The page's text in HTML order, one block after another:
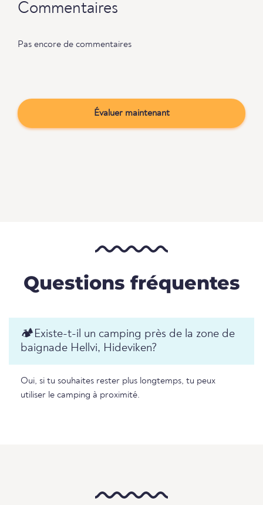
Commentaires
Pas encore de commentaires
Évaluer maintenant
Questions fréquentes
🏕️️Existe-t-il un camping près de la zone de
baignade Hellvi, Hideviken?
Oui, si tu souhaites rester plus longtemps, tu peux
utiliser le camping à proximité.